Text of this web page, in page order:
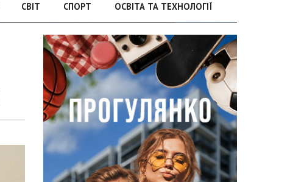
СВІТ СПОРТ ОСВІТА ТА ТЕХНОЛОГІЇ